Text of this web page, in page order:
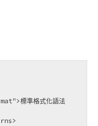
標準格式化語法